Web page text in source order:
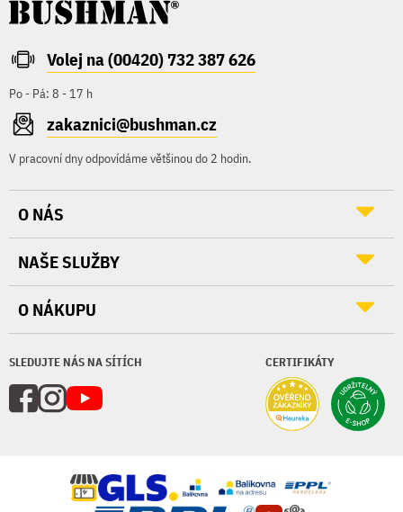
Volej na (00420) 732 387 626
Po - Pá: 8 - 17 h
zakaznici@bushman.cz
V pracovní dny odpovídáme většinou do 2 hodin.
SLEDUJTE NÁS NA SÍTÍCH CERTIFIKÁTY
O NÁS
NAŠE SLUŽBY
O NÁKUPU